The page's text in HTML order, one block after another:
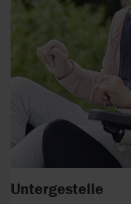
Untergestelle